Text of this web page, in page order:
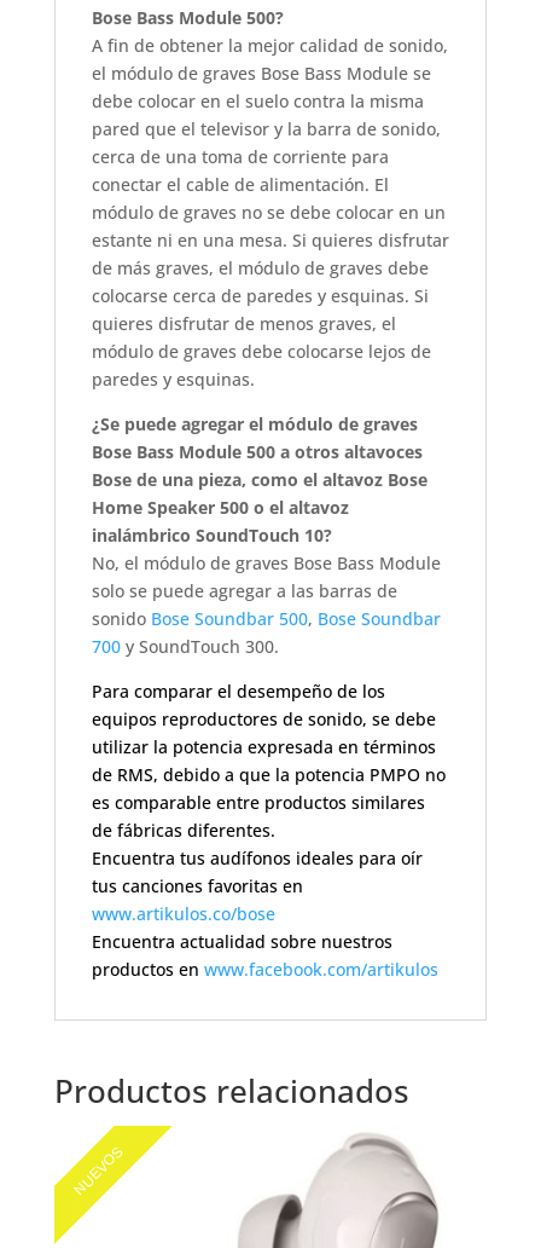
Bose Bass Module 500?
A fin de obtener la mejor calidad de sonido,
el módulo de graves Bose Bass Module se
debe colocar en el suelo contra la misma
pared que el televisor y la barra de sonido,
cerca de una toma de corriente para
conectar el cable de alimentación. El
módulo de graves no se debe colocar en un
estante ni en una mesa. Si quieres disfrutar
de más graves, el módulo de graves debe
colocarse cerca de paredes y esquinas. Si
quieres disfrutar de menos graves, el
módulo de graves debe colocarse lejos de
paredes y esquinas.
¿Se puede agregar el módulo de graves
Bose Bass Module 500 a otros altavoces
Bose de una pieza, como el altavoz Bose
Home Speaker 500 o el altavoz
inalámbrico SoundTouch 10?
No, el módulo de graves Bose Bass Module
solo se puede agregar a las barras de
sonido Bose Soundbar 500, Bose Soundbar
700y SoundTouch 300.
Para comparar el desempeño de los
equipos reproductores de sonido, se debe
utilizar la potencia expresada en términos
de RMS, debido a que la potencia PMPO no
es comparable entre productos similares
de fábricas diferentes.
Encuentra tus audífonos ideales para oír
tus canciones favoritas en
www.artikulos.co/bose
Encuentra actualidad sobre nuestros
productos en www.facebook.com/artikulos
Productos relacionados
NUEVOS